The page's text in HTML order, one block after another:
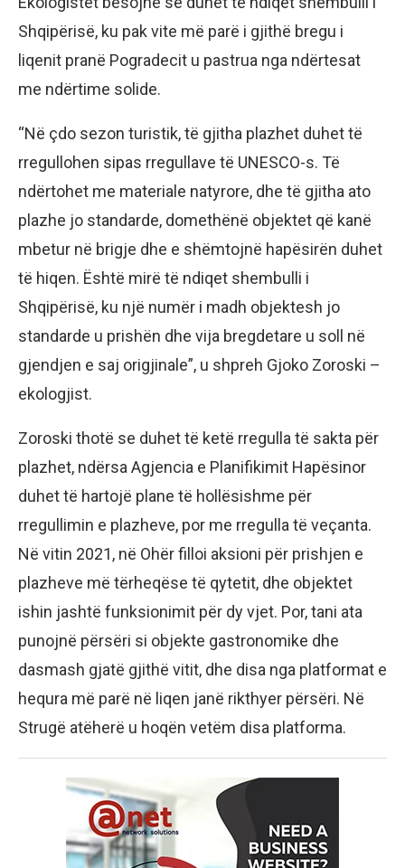
Shqipërisë, ku pak vite më parë i gjithë bregu i
liqenit pranë Pogradecit u pastrua nga ndërtesat
me ndërtime solide.
“Në çdo sezon turistik, të gjitha plazhet duhet të
rregullohen sipas rregullave të UNESCO-s. Të
ndërtohet me materiale natyrore, dhe të gjitha ato
plazhe jo standarde, domethënë objektet që kanë
mbetur në brigje dhe e shëmtojnë hapësirën duhet
të hiqen. Është mirë të ndiqet shembulli i
Shqipërisë, ku një numër i madh objektesh jo
standarde u prishën dhe vija bregdetare u soll në
gjendjen e saj origjinale”, u shpreh Gjoko Zoroski –
ekologjist.
Zoroski thotë se duhet të ketë rregulla të sakta për
plazhet, ndërsa Agjencia e Planifikimit Hapësinor
duhet të hartojë plane të hollësishme për
rregullimin e plazheve, por me rregulla të veçanta.
Në vitin 2021, në Ohër filloi aksioni për prishjen e
plazheve më tërheqëse të qytetit, dhe objektet
ishin jashtë funksionimit për dy vjet. Por, tani ata
punojnë përsëri si objekte gastronomike dhe
dasmash gjatë gjithë vitit, dhe disa nga platformat e
hequra më parë në liqen janë rikthyer përsëri. Në
Strugë atëherë u hoqën vetëm disa platforma.